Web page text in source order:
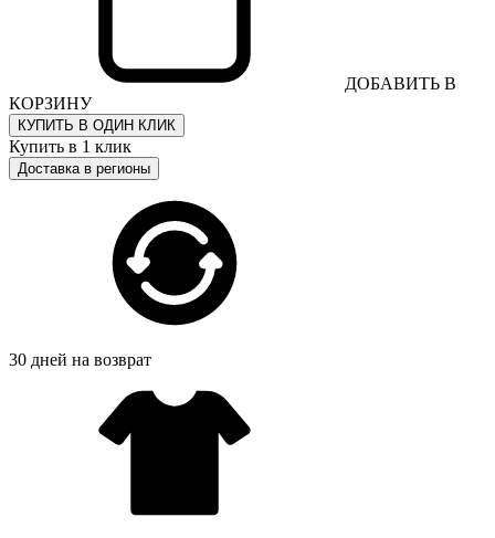
ДОБАВИТЬ В
КОРЗИНУ
КУПИТЬ В ОДИН КЛИК
Купить в 1 клик
Доставка в регионы
30 дней на возврат